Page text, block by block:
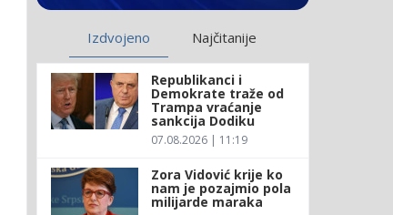
Izdvojeno Najčitanije
Republikanci i
Demokrate traže od
Trampa vraćanje
sankcija Dodiku
07.08.2026 | 11:19
Zora Vidović krije ko
nam je pozajmio pola
milijarde maraka